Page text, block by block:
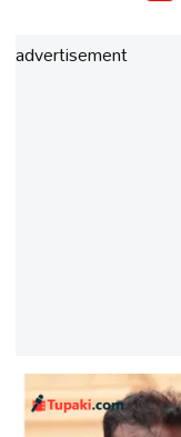
advertisement